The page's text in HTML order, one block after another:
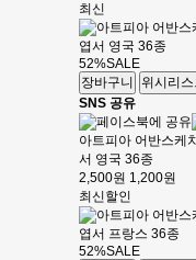
최신
52%SALE
장바구니
위시리스
SNS 공유
아트피아 어반스케
서 영국 36종
2,500원 1,200원
최신할인
52%SALE